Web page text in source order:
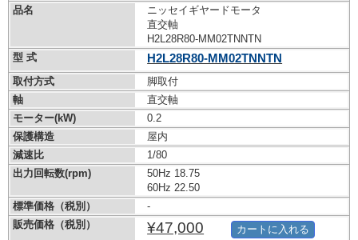
品名
ニッセイギヤードモータ
直交軸
H2L28R80-MM02TNNTN
型 式
H2L28R80-MM02TNNTN
取付方式
脚取付
軸
直交軸
モーター(kW)
0.2
保護構造
屋内
減速比
1/80
出力回転数(rpm)
50Hz 18.75
60Hz 22.50
標準価格（税別）
-
販売価格（税別）
¥47,000 カートに入れる